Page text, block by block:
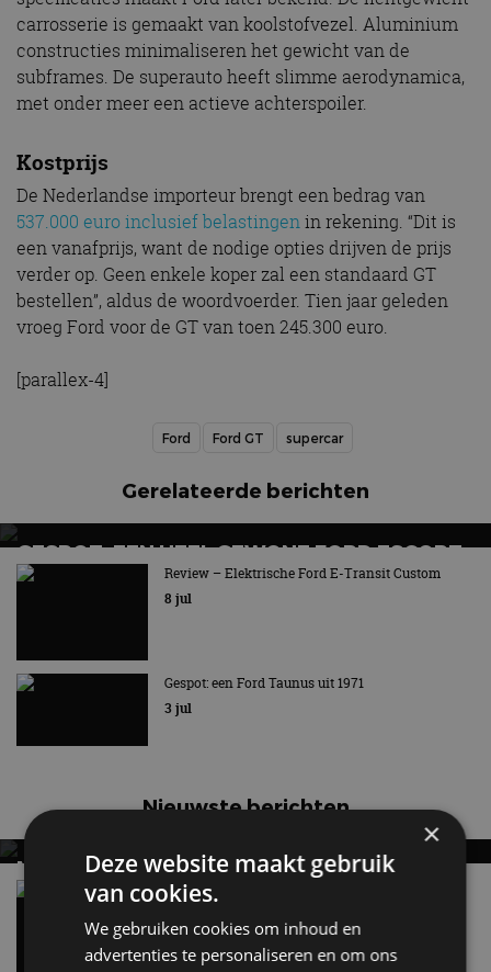
carrosserie is gemaakt van koolstofvezel. Aluminium
constructies minimaliseren het gewicht van de
subframes. De superauto heeft slimme aerodynamica,
met onder meer een actieve achterspoiler.
Kostprijs
De Nederlandse importeur brengt een bedrag van
537.000 euro inclusief belastingenin rekening. “Dit is
een vanafprijs, want de nodige opties drijven de prijs
verder op. Geen enkele koper zal een standaard GT
bestellen”, aldus de woordvoerder. Tien jaar geleden
vroeg Ford voor de GT van toen 245.300 euro.
[parallex-4]
Ford Ford GT supercar
Gerelateerde berichten
GESPOT: EEN HEEL GEWONE FORD ESCORT
ESTATE UIT 1977
Nu eens geen rallyauto
Review – Elektrische Ford E-Transit Custom
8 jul
Gespot: een Ford Taunus uit 1971
3 jul
Nieuwste berichten
MET KORTING NAAR EV EXPERIENCE 2026?
AUTORAI REGELT HET!
EV Experience 2026 van 24 tot 26 september
Vergelijking: BMW iX3 vs Volvo EX60 – Welke
moet je hebben?
28 mei
×
Deze website maakt gebruik
van cookies.
We gebruiken cookies om inhoud en
advertenties te personaliseren en om ons